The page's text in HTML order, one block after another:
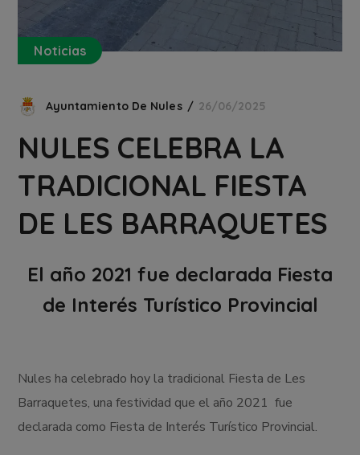
Noticias
Ayuntamiento De Nules 26/06/2025
NULES CELEBRA LA
TRADICIONAL FIESTA
DE LES BARRAQUETES
El año 2021 fue declarada Fiesta
de Interés Turístico Provincial
Nules ha celebrado hoy la tradicional Fiesta de Les
Barraquetes, una festividad que el año 2021 fue
declarada como Fiesta de Interés Turístico Provincial.